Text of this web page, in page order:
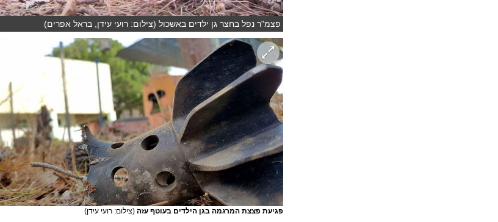
פצמ"ר נפל בחצר גן ילדים באשכול (צילום: רועי עידן, בראל אפרים)
פגיעת פצצת המרגמה בגן הילדים בעוטף עזה (צילום: רועי עידן)